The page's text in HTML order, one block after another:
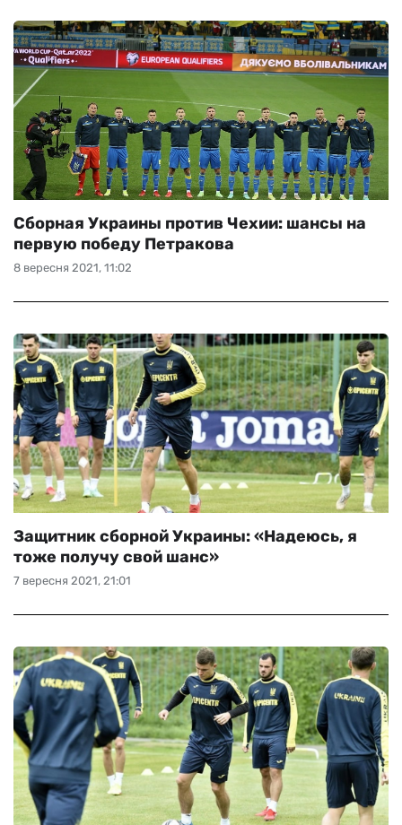
8 вересня 2021, 11:02
Сборная Украины против Чехии: шансы на
первую победу Петракова
7 вересня 2021, 21:01
Защитник сборной Украины: «Надеюсь, я
тоже получу свой шанс»